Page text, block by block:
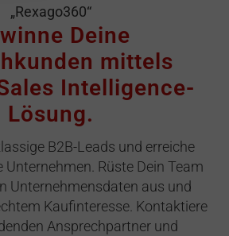
„Rexago360“
Deine
mittels
Intelligence-
Lösung.
B2B-Leads und erreiche
Unternehmen. Rüste Dein Team
Unternehmensdaten aus und
Kaufinteresse. Kontaktiere
Ansprechpartner und